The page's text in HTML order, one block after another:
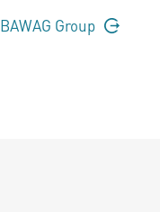
BAWAG Group